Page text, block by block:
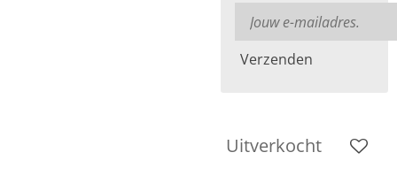
Verzenden
Uitverkocht